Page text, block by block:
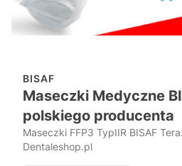
BISAF
Maseczki Medyczne
polskiego producenta
Maseczki FFP3 TypIIR BISAF
Dentaleshop.pl